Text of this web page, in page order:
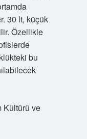
30 lt, küçük
Özellikle
bu
Kültürü ve